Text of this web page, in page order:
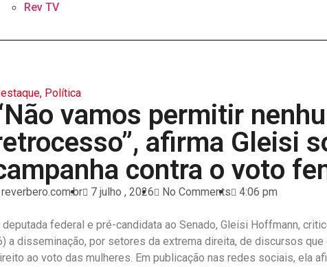
Rev TV
, Política
vamos permitir
afirma Gleisi
contra o voto
reverbero.com.br 7 julho , 2026 No Comments 4:06 pm
deputada federal e pré-candidata ao Senado, Gleisi Hoffmann,
a disseminação, por setores da extrema direita, de discursos
ao voto das mulheres. Em publicação nas redes sociais, ela